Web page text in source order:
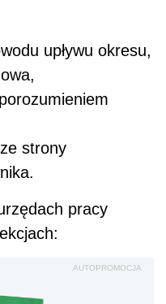
upływu okresu,
strony
pracy
AUTOPROMOCJA